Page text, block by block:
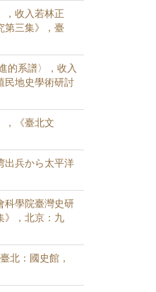
，收入若林正
第三集》，臺
的系譜〉，收入
民地史學術研討
，《臺北文
出兵から太平洋
科學院臺灣史研
》，北京：九
北：國史館，